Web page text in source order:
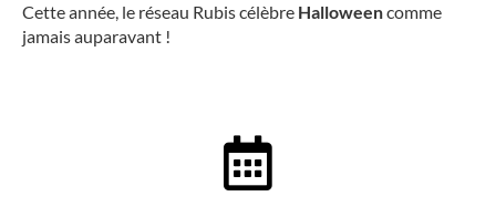
Cette année, le réseau Rubis célèbre Halloweencomme
jamais auparavant !